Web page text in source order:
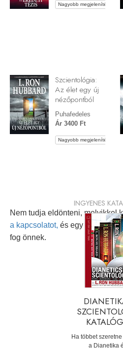
Nagyobb megjelenítés
Szcientológia:
Az élet egy új
nézőpontból
Puhafedeles
Ár 3400 Ft
Nagyobb megjelenítés
Nem tudja eldönteni, melyikkel
a kapcsolatot, és egy
fog önnek.
INGYENES
Ha többet
a Dianetika